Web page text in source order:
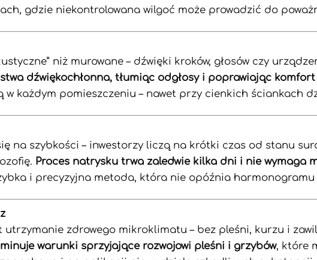
gdzie niekontrolowana wilgoć może prowadzić do
niż murowane – dźwięki kroków, głosów czy
dźwiękochłonna, tłumiąc odgłosy i poprawiając
każdym pomieszczeniu – nawet przy cienkich ściankach
na szybkości – inwestorzy liczą na krótki czas od stanu
Proces natrysku trwa zaledwie kilka dni i nie wymaga
i precyzyjna metoda, która nie opóźnia harmonogramu
zdrowego mikroklimatu – bez pleśni, kurzu i
warunki sprzyjające rozwojowi pleśni i grzybów, które